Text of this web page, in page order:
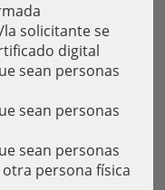
solicitante se
digital
sean personas
sean personas
sean personas
persona física